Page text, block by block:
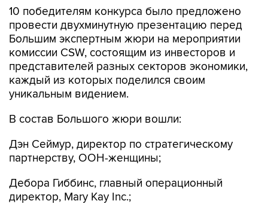
10 победителям конкурса было предложено
провести двухминутную презентацию перед
Большим экспертным жюри на мероприятии
комиссии CSW, состоящим из инвесторов и
представителей разных секторов экономики,
каждый из которых поделился своим
уникальным видением.
В состав Большого жюри вошли:
Дэн Сеймур, директор по стратегическому
партнерству, ООН-женщины;
Дебора Гиббинс, главный операционный
директор, Mary Kay Inc.;